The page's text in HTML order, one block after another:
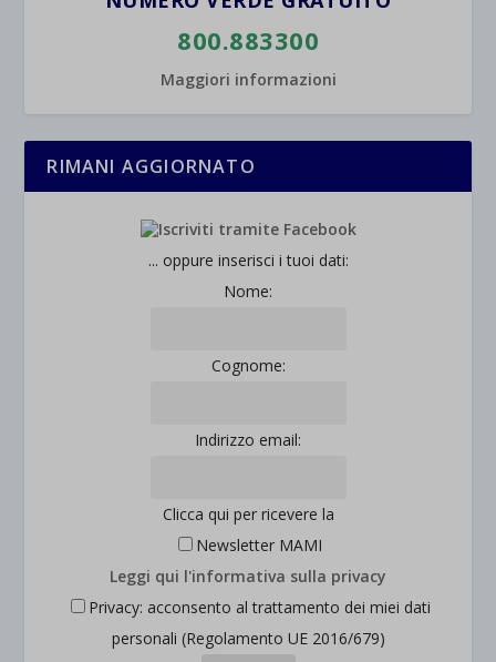
800.883300
Maggiori informazioni
RIMANI AGGIORNATO
... oppure inserisci i tuoi dati:
Nome:
Cognome:
Indirizzo email:
Clicca qui per ricevere la
Newsletter MAMI
Leggi qui l'informativa sulla privacy
Privacy: acconsento al trattamento dei miei dati
personali (Regolamento UE 2016/679)